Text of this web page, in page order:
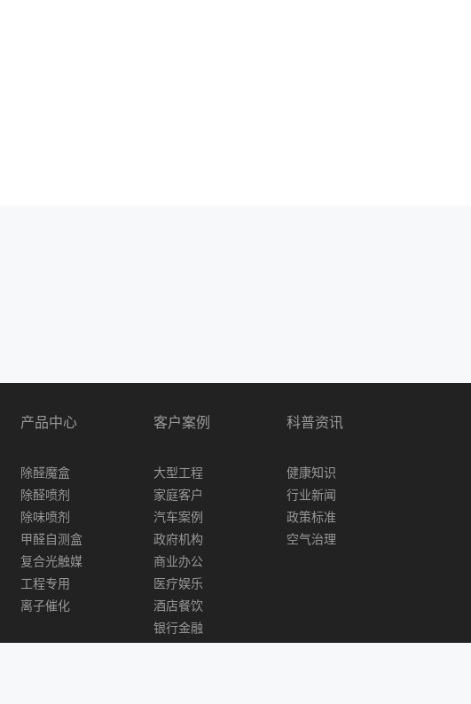
产品中心
除醛魔盒
除醛喷剂
除味喷剂
甲醛自测盒
复合光触媒
工程专用
离子催化
客户案例
大型工程
家庭客户
汽车案例
政府机构
商业办公
医疗娱乐
酒店餐饮
银行金融
科普资讯
健康知识
行业新闻
政策标准
空气治理